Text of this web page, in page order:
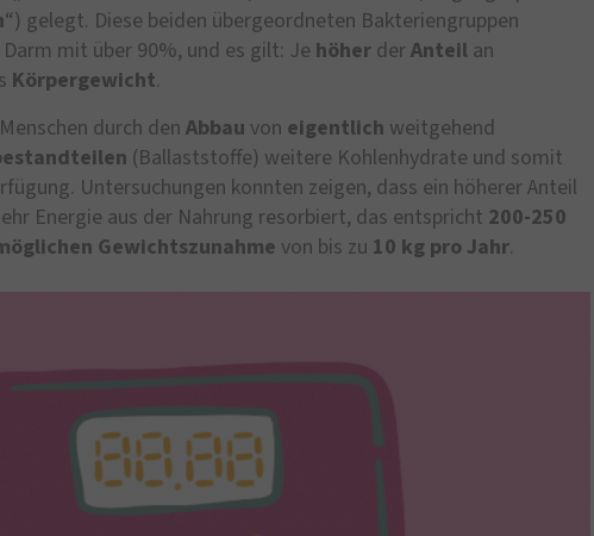
“) gelegt. Diese beiden übergeordneten Bakteriengruppen
mit über 90%, und es gilt: Je höher derAnteil an
Körpergewicht.
durch den Abbau von eigentlich weitgehend
(Ballaststoffe) weitere Kohlenhydrate und somit
Untersuchungen konnten zeigen, dass ein höherer Anteil
Energie aus der Nahrung resorbiert, das entspricht 200-250
Gewichtszunahme von bis zu 10 kg pro Jahr.